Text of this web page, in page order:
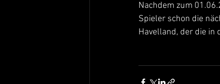
Nachdem zum
Spieler schon die
Havelland, der die in